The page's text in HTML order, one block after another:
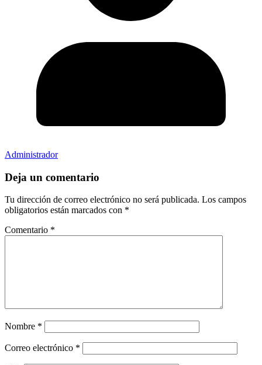
Administrador
Deja un comentario
Tu dirección de correo electrónico no será publicada. Los campos
obligatorios están marcados con *
Comentario *
Nombre *
Correo electrónico *